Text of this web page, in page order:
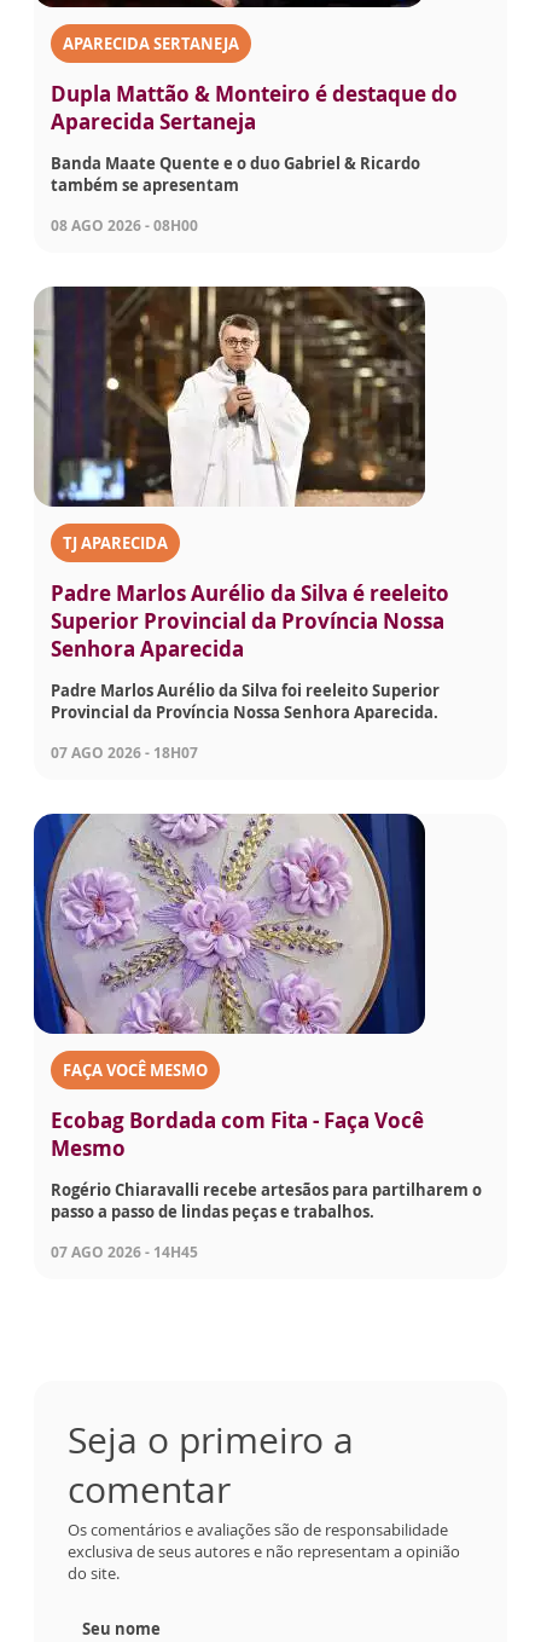
APARECIDA SERTANEJA
Dupla Mattão & Monteiro é destaque do
Aparecida Sertaneja
Banda Maate Quente e o duo Gabriel & Ricardo
também se apresentam
08 AGO 2026 - 08H00
TJ APARECIDA
Padre Marlos Aurélio da Silva é reeleito
Superior Provincial da Província Nossa
Senhora Aparecida
Padre Marlos Aurélio da Silva foi reeleito Superior
Provincial da Província Nossa Senhora Aparecida.
07 AGO 2026 - 18H07
FAÇA VOCÊ MESMO
Ecobag Bordada com Fita - Faça Você
Mesmo
Rogério Chiaravalli recebe artesãos para partilharem o
passo a passo de lindas peças e trabalhos.
07 AGO 2026 - 14H45
Seja o primeiro a
comentar
Os comentários e avaliações são de responsabilidade
exclusiva de seus autores e não representam a opinião
do site.
Seu nome